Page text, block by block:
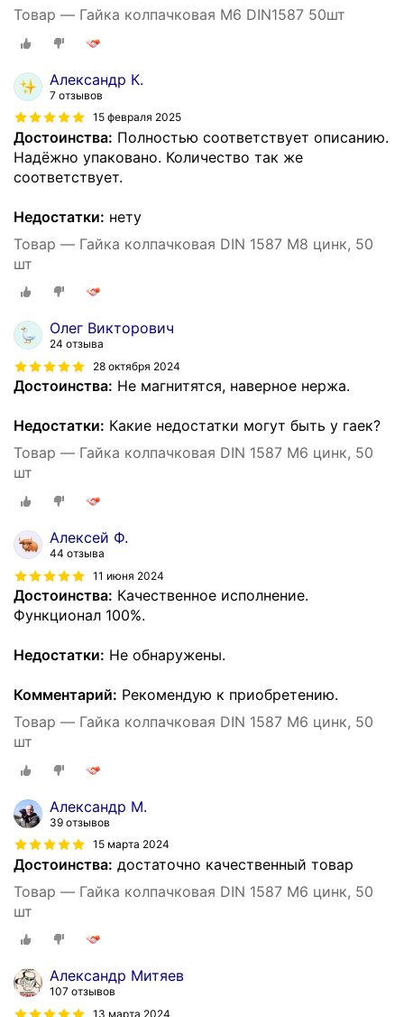
Товар — Гайка колпачковая М6 DIN1587 50шт
Александр К.
7 отзывов
15 февраля 2025
Достоинства: Полностью соответствует описанию.
Надёжно упаковано. Количество так же
соответствует.
Недостатки: нету
Товар — Гайка колпачковая DIN 1587 М8 цинк, 50
шт
Олег Викторович
24 отзыва
28 октября 2024
Достоинства: Не магнитятся, наверное нержа.
Недостатки: Какие недостатки могут быть у гаек?
Товар — Гайка колпачковая DIN 1587 М6 цинк, 50
шт
Алексей Ф.
44 отзыва
11 июня 2024
Достоинства: Качественное исполнение.
Функционал 100%.
Недостатки: Не обнаружены.
Комментарий: Рекомендую к приобретению.
Товар — Гайка колпачковая DIN 1587 М6 цинк, 50
шт
Александр М.
39 отзывов
15 марта 2024
Достоинства: достаточно качественный товар
Товар — Гайка колпачковая DIN 1587 М6 цинк, 50
шт
Александр Митяев
107 отзывов
13 марта 2024